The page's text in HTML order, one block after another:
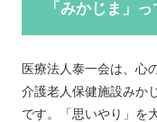
「みかじま」っ
医療法人泰一会は、心
介護老人保健施設みか
です。「思いやり」を